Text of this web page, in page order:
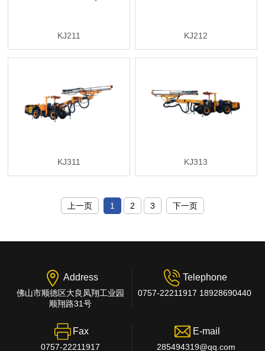
KJ211 KJ212
KJ311 KJ313
上一页 1 2 3 下一页
Address
佛山市顺德区大良凤翔工业园
顺翔路31号
Telephone
0757-22211917 18928690440
Fax
0757-22211917
E-mail
285494319@qq.com